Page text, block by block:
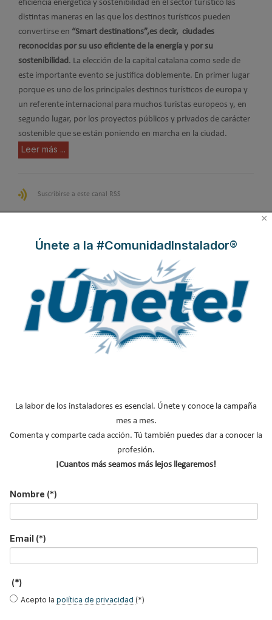
eficiencia energética y sostenibilidad en el sector turístico las
distintas maneras en las que los destinos turísticos pueden
convertirse en “Smart destinations”,es decir, ciudades
reconocidas por su uso eficiente de la energía y por su
sostenibilidad. La elección de la capital catalana como sede de
este importante evento se justifica doblemente. En primer lugar
porque es uno de los principales destinos turísticos de europa y
un referente internacional para muchos turistas europeos y, en
segundo lugar, por los proyectos públicos y privados de carácter
sostenible que se están poniendo en marcha en la ciudad.
Leer más ...
Suscribirse a este canal RSS
THERMIO® MAX con
tecnología COOL-TEC®,
REBUILD 2026
sus novedades en
REBUILD 2026
URSA Ibérica presenta
mejorar la salud y el
u
s
r
. MÁS SOBRE CONGRESOS
×
Únete a la #ComunidadInstalador®
La labor de los instaladores es esencial. Únete y conoce la campaña
mes a mes.
Comenta y comparte cada acción. Tú también puedes dar a conocer la
profesión.
¡Cuantos más seamos más lejos llegaremos!
Nombre (*)
Email (*)
(*)
Acepto la política de privacidad (*)